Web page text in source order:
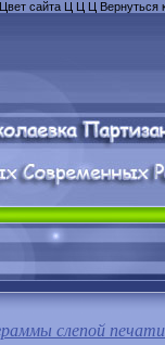
Цвет сайта Ц Ц Ц Вернуться
слепой печати